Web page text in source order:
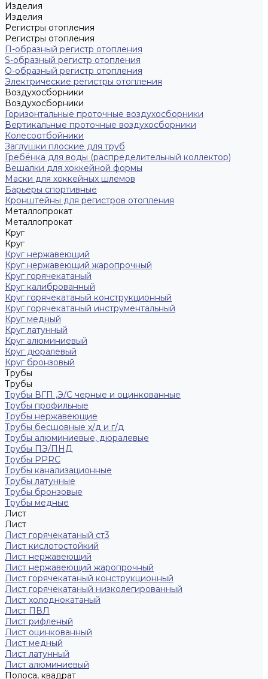
Изделия
Изделия
Регистры отопления
Регистры отопления
П-образный регистр отопления
S-образный регистр отопления
O-образный регистр отопления
Электрические регистры отопления
Воздухосборники
Воздухосборники
Горизонтальные проточные воздухосборники
Вертикальные проточные воздухосборники
Колесоотбойники
Заглушки плоские для труб
Гребёнка для воды (распределительный коллектор)
Вешалки для хоккейной формы
Маски для хоккейных шлемов
Барьеры спортивные
Кронштейны для регистров отопления
Металлопрокат
Металлопрокат
Круг
Круг
Круг нержавеющий
Круг нержавеющий жаропрочный
Круг горячекатаный
Круг калиброванный
Круг горячекатаный конструкционный
Круг горячекатаный инструментальный
Круг медный
Круг латунный
Круг алюминиевый
Круг дюралевый
Круг бронзовый
Трубы
Трубы
Трубы ВГП ,Э/С черные и оцинкованные
Трубы профильные
Трубы нержавеющие
Трубы бесшовные х/д и г/д
Трубы алюминиевые, дюралевые
Трубы ПЭ/ПНД
Трубы PPRC
Трубы канализационные
Трубы латунные
Трубы бронзовые
Трубы медные
Лист
Лист
Лист горячекатаный ст3
Лист кислотостойкий
Лист нержавеющий
Лист нержавеющий жаропрочный
Лист горячекатаный конструкционный
Лист горячекатаный низколегированный
Лист холоднокатаный
Лист ПВЛ
Лист рифленый
Лист оцинкованный
Лист медный
Лист латунный
Лист алюминиевый
Полоса, квадрат